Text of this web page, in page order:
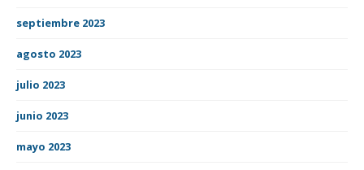
septiembre 2023
agosto 2023
julio 2023
junio 2023
mayo 2023